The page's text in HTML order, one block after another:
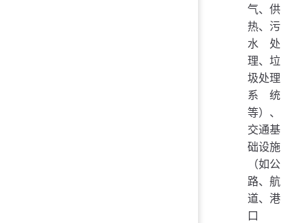
气、供
热、污
水处
理、垃
圾处理
系统
等）、
交通基
础设施
（如公
路、航
道、港
口